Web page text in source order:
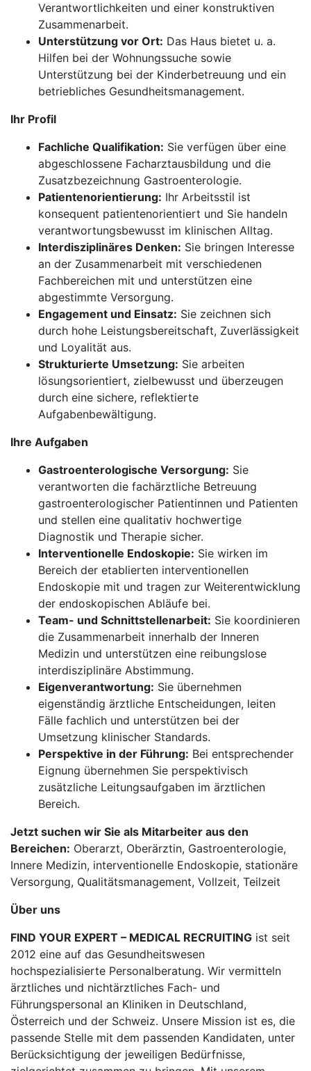
Verantwortlichkeiten und einer konstruktiven
Zusammenarbeit.
Unterstützung vor Ort: Das Haus bietet u. a.
Hilfen bei der Wohnungssuche sowie
Unterstützung bei der Kinderbetreuung und ein
betriebliches Gesundheitsmanagement.
Ihr Profil
Fachliche Qualifikation: Sie verfügen über eine
abgeschlossene Facharztausbildung und die
Zusatzbezeichnung Gastroenterologie.
Patientenorientierung: Ihr Arbeitsstil ist
konsequent patientenorientiert und Sie handeln
verantwortungsbewusst im klinischen Alltag.
Interdisziplinäres Denken: Sie bringen Interesse
an der Zusammenarbeit mit verschiedenen
Fachbereichen mit und unterstützen eine
abgestimmte Versorgung.
Engagement und Einsatz: Sie zeichnen sich
durch hohe Leistungsbereitschaft, Zuverlässigkeit
und Loyalität aus.
Strukturierte Umsetzung: Sie arbeiten
lösungsorientiert, zielbewusst und überzeugen
durch eine sichere, reflektierte
Aufgabenbewältigung.
Ihre Aufgaben
Gastroenterologische Versorgung: Sie
verantworten die fachärztliche Betreuung
gastroenterologischer Patientinnen und Patienten
und stellen eine qualitativ hochwertige
Diagnostik und Therapie sicher.
Interventionelle Endoskopie: Sie wirken im
Bereich der etablierten interventionellen
Endoskopie mit und tragen zur Weiterentwicklung
der endoskopischen Abläufe bei.
Team- und Schnittstellenarbeit: Sie koordinieren
die Zusammenarbeit innerhalb der Inneren
Medizin und unterstützen eine reibungslose
interdisziplinäre Abstimmung.
Eigenverantwortung: Sie übernehmen
eigenständig ärztliche Entscheidungen, leiten
Fälle fachlich und unterstützen bei der
Umsetzung klinischer Standards.
Perspektive in der Führung: Bei entsprechender
Eignung übernehmen Sie perspektivisch
zusätzliche Leitungsaufgaben im ärztlichen
Bereich.
Jetzt suchen wir Sie als Mitarbeiter aus den
Bereichen: Oberarzt, Oberärztin, Gastroenterologie,
Innere Medizin, interventionelle Endoskopie, stationäre
Versorgung, Qualitätsmanagement, Vollzeit, Teilzeit
Über uns
FIND YOUR EXPERT – MEDICAL RECRUITING ist seit
2012 eine auf das Gesundheitswesen
hochspezialisierte Personalberatung. Wir vermitteln
ärztliches und nichtärztliches Fach- und
Führungspersonal an Kliniken in Deutschland,
Österreich und der Schweiz. Unsere Mission ist es, die
passende Stelle mit dem passenden Kandidaten, unter
Berücksichtigung der jeweiligen Bedürfnisse,